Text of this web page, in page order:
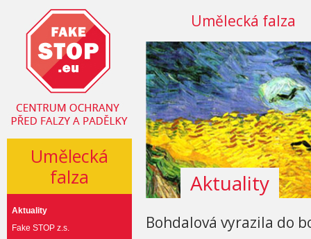
Umělecká falza
Aktuality
Bohdalová vyrazila do
Umělecká
falza
Aktuality
Fake STOP z.s.